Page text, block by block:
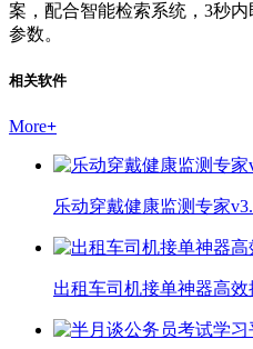
案，配合智能检索系统，3秒
参数。
相关软件
More+
乐动穿戴健康监测专家
出租车司机接单神器高效